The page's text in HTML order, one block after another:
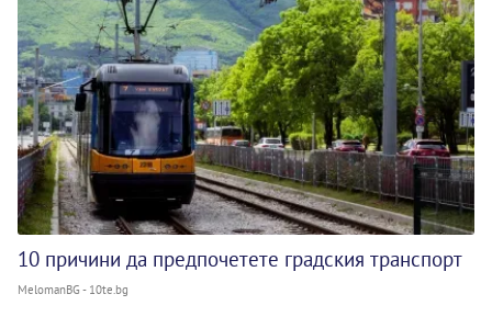
10 причини да предпочетете градския транспорт
MelomanBG - 10te.bg